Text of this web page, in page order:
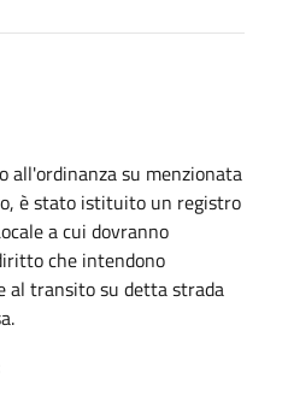
all'ordinanza su menzionata
è stato istituito un registro
a cui dovranno
che intendono
al transito su detta strada